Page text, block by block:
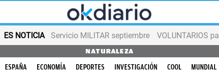
ES NOTICIA Servicio MILITAR septiembre VOLUNTARIOS
NATURALEZA
ESPAÑA ECONOMÍA DEPORTES INVESTIGACIÓN COOL MUNDIAL